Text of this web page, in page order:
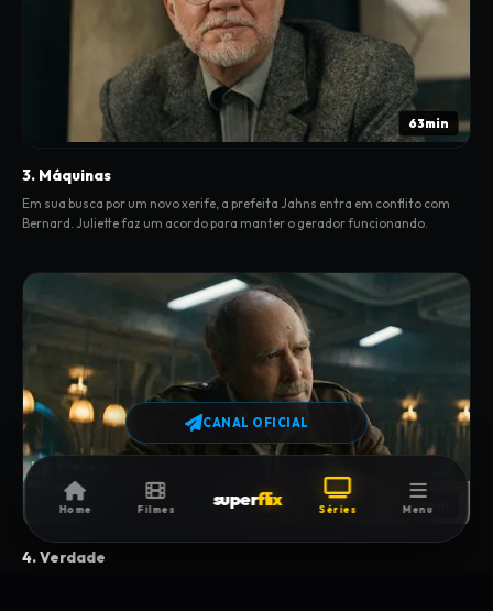
Home Filmes superflix Séries Menu
63min
3. Máquinas
Em sua busca por um novo xerife, a prefeita Jahns entra em conflito com
Bernard. Juliette faz um acordo para manter o gerador funcionando.
46min
4. Verdade
CANAL OFICIAL